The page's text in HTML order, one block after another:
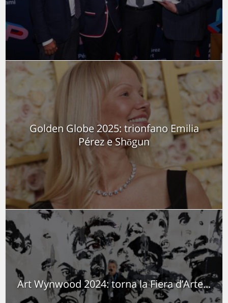
Golden Globe 2025: trionfano Emilia
Pérez e Shōgun
Art Wynwood 2024: torna la Fiera d’Arte...